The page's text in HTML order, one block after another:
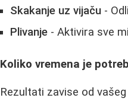
Skakanje uz vijaču -
Plivanje - Aktivira sve
Koliko vremena je
Rezultati zavise od